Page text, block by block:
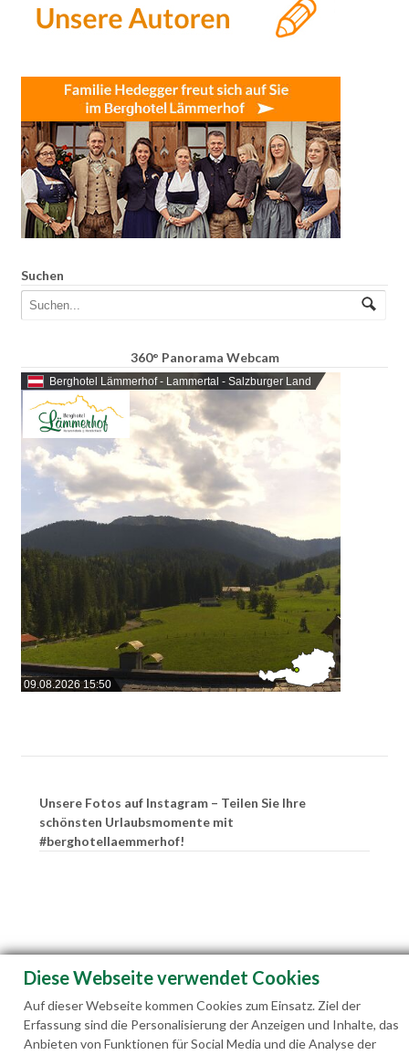
Suchen
360° Panorama Webcam
Berghotel Lämmerhof - Lammertal - Salzburger Land
09.08.2026 15:50
Unsere Fotos auf Instagram – Teilen Sie Ihre
schönsten Urlaubsmomente mit
#berghotellaemmerhof!
Diese Webseite verwendet Cookies
Auf dieser Webseite kommen Cookies zum Einsatz. Ziel der
Erfassung sind die Personalisierung der Anzeigen und Inhalte, das
Anbieten von Funktionen für Social Media und die Analyse der